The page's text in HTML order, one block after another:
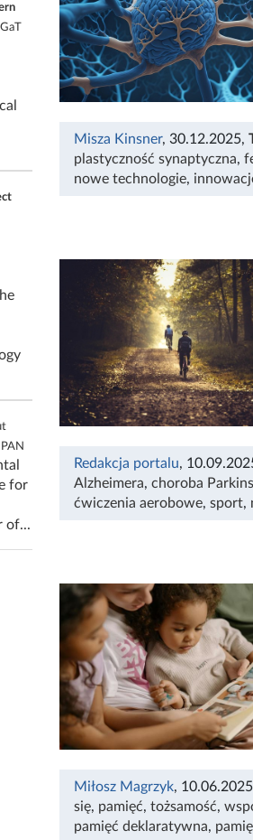
for
of...
Misza Kinsner, 30.12.2025,
plastyczność synaptyczna,
nowe technologie,
Redakcja portalu,
Alzheimera, choroba
ćwiczenia aerobowe, sport,
Miłosz Magrzyk, 10.06.2025
się, pamięć, tożsamość,
pamięć deklaratywna,